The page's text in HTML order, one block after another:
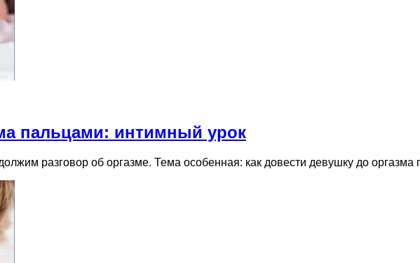
пальцами: интимный урок
разговор об оргазме. Тема особенная: как довести девушку до